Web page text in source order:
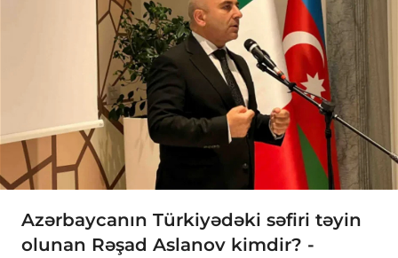
Azərbaycanın Türkiyədəki səfiri təyin
olunan Rəşad Aslanov kimdir? -